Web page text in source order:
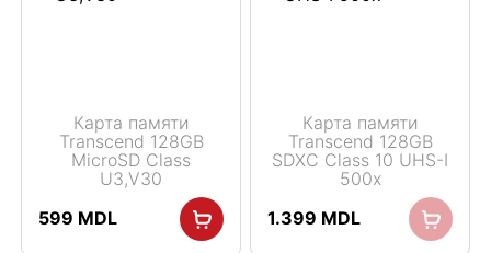
Карта памяти
Transcend 128GB
MicroSD Class
U3,V30
599 MDL
Карта памяти
Transcend 128GB
SDXC Class 10 UHS-I
500x
1.399 MDL